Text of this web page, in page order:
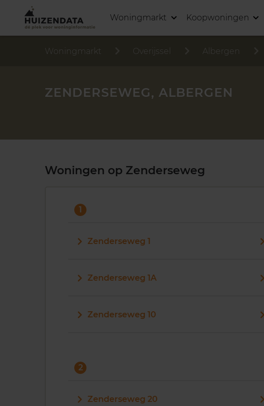
Woningmarkt Koopwoningen
Woningmarkt Overijssel Albergen
ZENDERSEWEG, ALBERGEN
Woningen op Zenderseweg
1
Zenderseweg 1
Zenderseweg 1A
Zenderseweg 10
2
Zenderseweg 20